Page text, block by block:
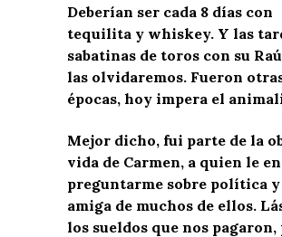
Deberían ser cada 8 días con
tequilita y whiskey. Y las
sabatinas de toros con su
las olvidaremos. Fueron
épocas, hoy impera el
Mejor dicho, fui parte de la
vida de Carmen, a quien le
preguntarme sobre política y
amiga de muchos de ellos.
los sueldos que nos pagaron,